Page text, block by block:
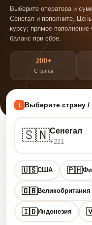
Выберите оператора и
Сенегал и пополните.
курсу; прямое пополнение
баланс при сбое.
200+
Страны
1 Выберите страну /
🇸🇳Сенегал
+221
🇺🇸США 🇵🇭
🇬🇧Великобритания
🇮🇩Индонезия